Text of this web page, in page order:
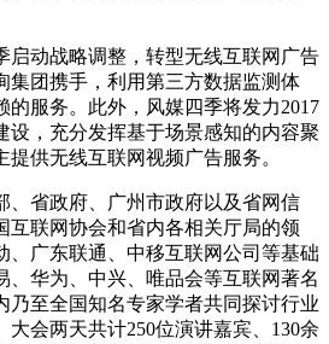
动战略调整，转型无线互联网广告
集团携手，利用第三方数据监测体
的服务。此外，风媒四季将发力2017
设，充分发挥基于场景感知的内容聚
供无线互联网视频广告服务。
省政府、广州市政府以及省网信
互联网协会和省内各相关厅局的领
、广东联通、中移互联网公司等基础
、华为、中兴、唯品会等互联网著名
乃至全国知名专家学者共同探讨行业
会两天共计250位演讲嘉宾、130余